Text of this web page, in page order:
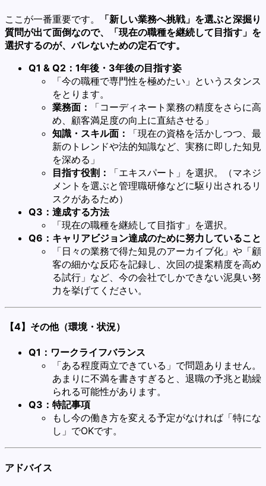
ここが一番重要です。
「新しい業務へ挑戦」を選ぶと深掘り
質問が出て面倒なので、「現在の職種を継続して目指す」を
選択するのが、バレないための定石です。
Q1 & Q2：1年後・3年後の目指す姿
「今の職種で専門性を極めたい」というスタンス
をとります。
業務面：
「コーディネート業務の精度をさらに高
め、顧客満足度の向上に直結させる」
知識・スキル面：
「現在の資格を活かしつつ、最
新のトレンドや法的知識など、実務に即した知見
を深める」
目指す役割：
「エキスパート」を選択。（マネジ
メントを選ぶと管理職研修などに駆り出されるリ
スクがあるため）
Q3：達成する方法
「現在の職種を継続して目指す」を選択。
Q6：キャリアビジョン達成のために努力していること
「日々の業務で得た知見のアーカイブ化」や「顧
客の細かな反応を記録し、次回の提案精度を高め
る試行」など、今の会社でしかできない泥臭い努
力を挙げてください。
【4】その他（環境・状況）
Q1：ワークライフバランス
「ある程度両立できている」で問題ありません。
あまりに不満を書きすぎると、退職の予兆と勘繰
られる可能性があります。
Q3：特記事項
もし今の働き方を変える予定がなければ「特にな
し」でOKです。
アドバイス